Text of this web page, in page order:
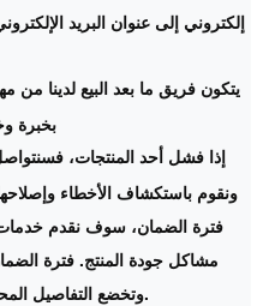
إلكتروني إلى عنوان البريد
يتكون فريق ما بعد البيع لدينا من
بخبرة
إذا فشل أحد المنتجات،
ونقوم باستكشاف الأخطاء
فترة الضمان، سوف نقدم
مشاكل جودة المنتج. فترة